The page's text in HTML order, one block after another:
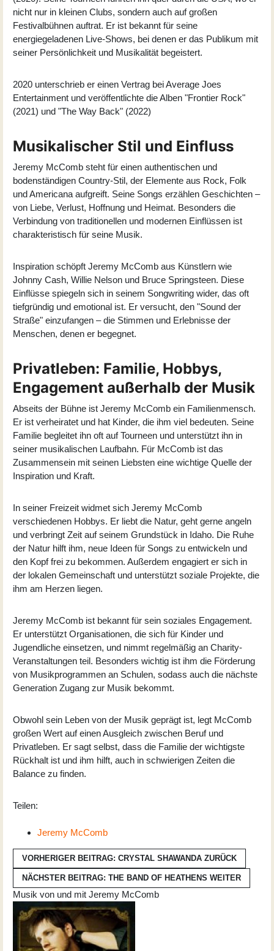
nicht nur in kleinen Clubs, sondern auch auf großen
Festivalbühnen auftrat. Er ist bekannt für seine
energiegeladenen Live-Shows, bei denen er das Publikum mit
seiner Persönlichkeit und Musikalität begeistert.
2020 unterschrieb er einen Vertrag bei Average Joes
Entertainment und veröffentlichte die Alben "Frontier Rock"
(2021) und "The Way Back" (2022)
Musikalischer Stil und Einfluss
Jeremy McComb steht für einen authentischen und
bodenständigen Country-Stil, der Elemente aus Rock, Folk
und Americana aufgreift. Seine Songs erzählen Geschichten –
von Liebe, Verlust, Hoffnung und Heimat. Besonders die
Verbindung von traditionellen und modernen Einflüssen ist
charakteristisch für seine Musik.
Inspiration schöpft Jeremy McComb aus Künstlern wie
Johnny Cash, Willie Nelson und Bruce Springsteen. Diese
Einflüsse spiegeln sich in seinem Songwriting wider, das oft
tiefgründig und emotional ist. Er versucht, den "Sound der
Straße" einzufangen – die Stimmen und Erlebnisse der
Menschen, denen er begegnet.
Privatleben: Familie, Hobbys,
Engagement außerhalb der Musik
Abseits der Bühne ist Jeremy McComb ein Familienmensch.
Er ist verheiratet und hat Kinder, die ihm viel bedeuten. Seine
Familie begleitet ihn oft auf Tourneen und unterstützt ihn in
seiner musikalischen Laufbahn. Für McComb ist das
Zusammensein mit seinen Liebsten eine wichtige Quelle der
Inspiration und Kraft.
In seiner Freizeit widmet sich Jeremy McComb
verschiedenen Hobbys. Er liebt die Natur, geht gerne angeln
und verbringt Zeit auf seinem Grundstück in Idaho. Die Ruhe
der Natur hilft ihm, neue Ideen für Songs zu entwickeln und
den Kopf frei zu bekommen. Außerdem engagiert er sich in
der lokalen Gemeinschaft und unterstützt soziale Projekte, die
ihm am Herzen liegen.
Jeremy McComb ist bekannt für sein soziales Engagement.
Er unterstützt Organisationen, die sich für Kinder und
Jugendliche einsetzen, und nimmt regelmäßig an Charity-
Veranstaltungen teil. Besonders wichtig ist ihm die Förderung
von Musikprogrammen an Schulen, sodass auch die nächste
Generation Zugang zur Musik bekommt.
Obwohl sein Leben von der Musik geprägt ist, legt McComb
großen Wert auf einen Ausgleich zwischen Beruf und
Privatleben. Er sagt selbst, dass die Familie der wichtigste
Rückhalt ist und ihm hilft, auch in schwierigen Zeiten die
Balance zu finden.
Teilen:
Jeremy McComb
VORHERIGER BEITRAG: CRYSTAL SHAWANDA ZURÜCK
NÄCHSTER BEITRAG: THE BAND OF HEATHENS WEITER
Musik von und mit Jeremy McComb